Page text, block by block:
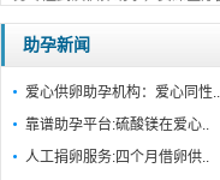
生男孩/包生儿子全程服务，正
预约咨询！...
助孕新闻
爱心供卵助孕机构：爱心同性..
靠谱助孕平台:硫酸镁在爱心..
人工捐卵服务:四个月借卵供..